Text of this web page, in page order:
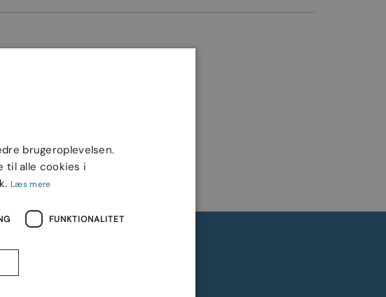
brugeroplevelsen.
til alle cookies i
Læs mere
FUNKTIONALITET